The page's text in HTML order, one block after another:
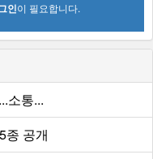
인이 필요합니다.
소통...
종 공개